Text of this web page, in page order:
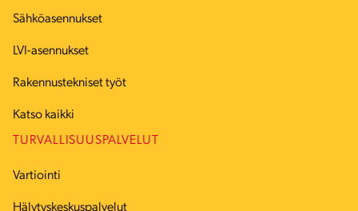
Sähköasennukset
LVI-asennukset
Rakennustekniset työt
Katso kaikki
TURVALLISUUSPALVELUT
Vartiointi
Hälytyskeskuspalvelut